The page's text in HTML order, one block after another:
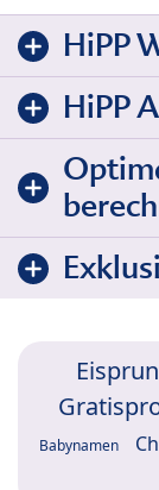
HiPP
HiPP
Babynamen